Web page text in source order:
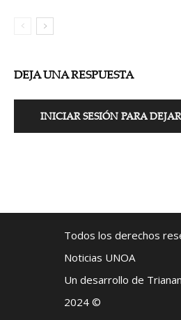
DEJA UNA RESPUESTA
INICIAR SESIÓN PARA
Todos los derechos
Noticias UNOA
Un desarrollo de
2024 ©